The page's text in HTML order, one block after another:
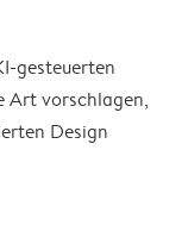
gesteuerten
Art vorschlagen,
Design